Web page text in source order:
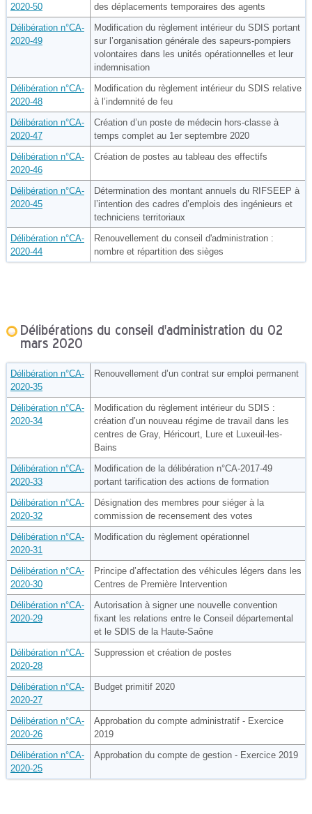
2020-50
des déplacements temporaires des agents
Délibération n°CA-
2020-49
Modification du règlement intérieur du SDIS portant
sur l’organisation générale des sapeurs-pompiers
volontaires dans les unités opérationnelles et leur
indemnisation
Délibération n°CA-
2020-48
Modification du règlement intérieur du SDIS relative
à l’indemnité de feu
Délibération n°CA-
2020-47
Création d’un poste de médecin hors-classe à
temps complet au 1er septembre 2020
Délibération n°CA-
2020-46
Création de postes au tableau des effectifs
Délibération n°CA-
2020-45
Détermination des montant annuels du RIFSEEP à
l’intention des cadres d’emplois des ingénieurs et
techniciens territoriaux
Délibération n°CA-
2020-44
Renouvellement du conseil d'administration :
nombre et répartition des sièges
Délibérations du conseil d'administration du 02
mars 2020
Délibération n°CA-
2020-35
Renouvellement d’un contrat sur emploi permanent
Délibération n°CA-
2020-34
Modification du règlement intérieur du SDIS :
création d’un nouveau régime de travail dans les
centres de Gray, Héricourt, Lure et Luxeuil-les-
Bains
Délibération n°CA-
2020-33
Modification de la délibération n°CA-2017-49
portant tarification des actions de formation
Délibération n°CA-
2020-32
Désignation des membres pour siéger à la
commission de recensement des votes
Délibération n°CA-
2020-31
Modification du règlement opérationnel
Délibération n°CA-
2020-30
Principe d’affectation des véhicules légers dans les
Centres de Première Intervention
Délibération n°CA-
2020-29
Autorisation à signer une nouvelle convention
fixant les relations entre le Conseil départemental
et le SDIS de la Haute-Saône
Délibération n°CA-
2020-28
Suppression et création de postes
Délibération n°CA-
2020-27
Budget primitif 2020
Délibération n°CA-
2020-26
Approbation du compte administratif - Exercice
2019
Délibération n°CA-
2020-25
Approbation du compte de gestion - Exercice 2019